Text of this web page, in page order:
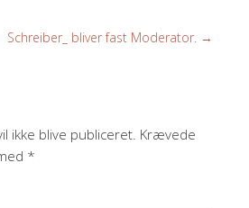
Schreiber_ bliver fast Moderator. →
ikke blive publiceret. Krævede
*